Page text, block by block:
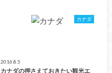
カナダ
2016.8.5
カナダの押さえておきたい観光エ